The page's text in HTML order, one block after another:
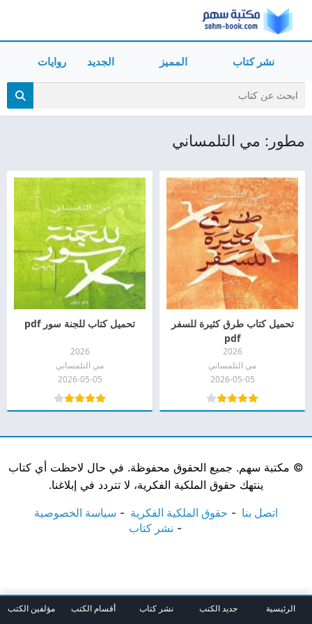
نشر كتاب المميز الجديد روايات
مطور: مي التلمساني
تحميل كتاب طرق كثيرة للسفر
pdf
2026
مي التلمساني
2026-05-05
تحميل كتاب للجنة سور pdf
2026
مي التلمساني
2026-05-05
© مكتبة سهم. جميع الحقوق محفوظة. في حال لاحظت أي كتاب
ينتهك حقوق الملكية الفكرية، لا تتردد في إبلاغنا.
اتصل بنا حقوق الملكية الفكرية
سياسة الخصوصية
نشر كتاب
الرئيسية جديد الكتب نشر كتاب أقسام الكتب مؤلفين الكتب